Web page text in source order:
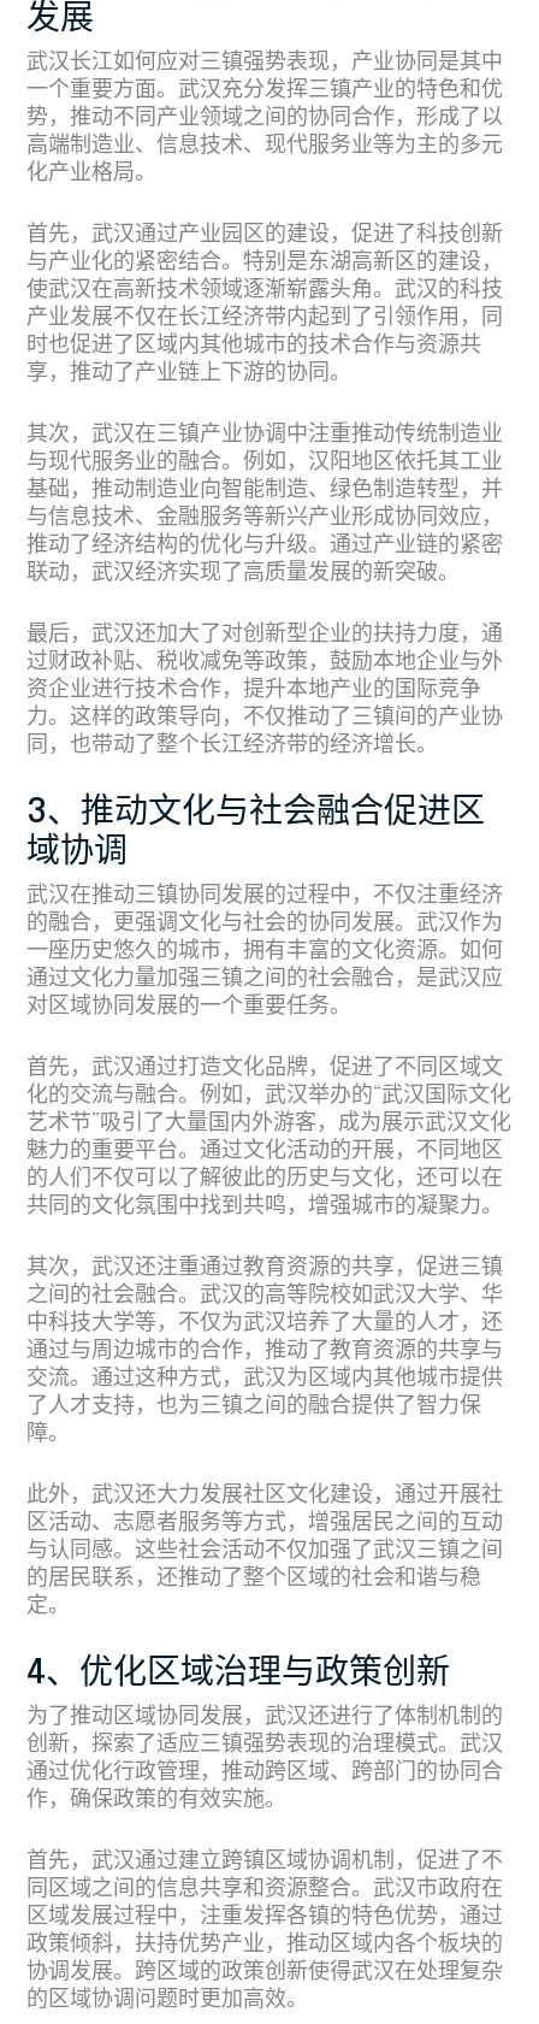
发展
武汉长江如何应对三镇强势表现，产业协同是其中
一个重要方面。武汉充分发挥三镇产业的特色和优
势，推动不同产业领域之间的协同合作，形成了以
高端制造业、信息技术、现代服务业等为主的多元
化产业格局。
首先，武汉通过产业园区的建设，促进了科技创新
与产业化的紧密结合。特别是东湖高新区的建设，
使武汉在高新技术领域逐渐崭露头角。武汉的科技
产业发展不仅在长江经济带内起到了引领作用，同
时也促进了区域内其他城市的技术合作与资源共
享，推动了产业链上下游的协同。
其次，武汉在三镇产业协调中注重推动传统制造业
与现代服务业的融合。例如，汉阳地区依托其工业
基础，推动制造业向智能制造、绿色制造转型，并
与信息技术、金融服务等新兴产业形成协同效应，
推动了经济结构的优化与升级。通过产业链的紧密
联动，武汉经济实现了高质量发展的新突破。
最后，武汉还加大了对创新型企业的扶持力度，通
过财政补贴、税收减免等政策，鼓励本地企业与外
资企业进行技术合作，提升本地产业的国际竞争
力。这样的政策导向，不仅推动了三镇间的产业协
同，也带动了整个长江经济带的经济增长。
3、推动文化与社会融合促进区
域协调
武汉在推动三镇协同发展的过程中，不仅注重经济
的融合，更强调文化与社会的协同发展。武汉作为
一座历史悠久的城市，拥有丰富的文化资源。如何
通过文化力量加强三镇之间的社会融合，是武汉应
对区域协同发展的一个重要任务。
首先，武汉通过打造文化品牌，促进了不同区域文
化的交流与融合。例如，武汉举办的“武汉国际文化
艺术节”吸引了大量国内外游客，成为展示武汉文化
魅力的重要平台。通过文化活动的开展，不同地区
的人们不仅可以了解彼此的历史与文化，还可以在
共同的文化氛围中找到共鸣，增强城市的凝聚力。
其次，武汉还注重通过教育资源的共享，促进三镇
之间的社会融合。武汉的高等院校如武汉大学、华
中科技大学等，不仅为武汉培养了大量的人才，还
通过与周边城市的合作，推动了教育资源的共享与
交流。通过这种方式，武汉为区域内其他城市提供
了人才支持，也为三镇之间的融合提供了智力保
障。
此外，武汉还大力发展社区文化建设，通过开展社
区活动、志愿者服务等方式，增强居民之间的互动
与认同感。这些社会活动不仅加强了武汉三镇之间
的居民联系，还推动了整个区域的社会和谐与稳
定。
4、优化区域治理与政策创新
为了推动区域协同发展，武汉还进行了体制机制的
创新，探索了适应三镇强势表现的治理模式。武汉
通过优化行政管理，推动跨区域、跨部门的协同合
作，确保政策的有效实施。
首先，武汉通过建立跨镇区域协调机制，促进了不
同区域之间的信息共享和资源整合。武汉市政府在
区域发展过程中，注重发挥各镇的特色优势，通过
政策倾斜，扶持优势产业，推动区域内各个板块的
协调发展。跨区域的政策创新使得武汉在处理复杂
的区域协调问题时更加高效。